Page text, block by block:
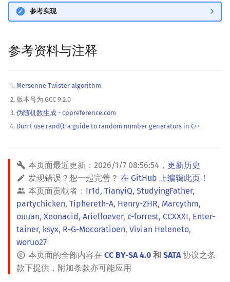
参考实现
参考资料与注释
Mersenne Twister algorithm
版本号为 GCC 9.2.0
伪随机数生成 - cppreference.com
Don't use rand(): a guide to random number generators in C++
本页面最近更新： 2026/1/7 08:56:54 ， 更新历史
发现错误？想一起完善？ 在 GitHub 上编辑此页！
本页面贡献者： Ir1d, TianyiQ, StudyingFather,
partychicken, Tiphereth-A, Henry-ZHR, Marcythm,
ouuan, Xeonacid, Arielfoever, c-forrest, CCXXXI, Enter-
tainer, ksyx, R-G-Mocoratioen, Vivian Heleneto,
woruo27
本页面的全部内容在 CC BY-SA 4.0 和 SATA协议之条
款下提供，附加条款亦可能应用